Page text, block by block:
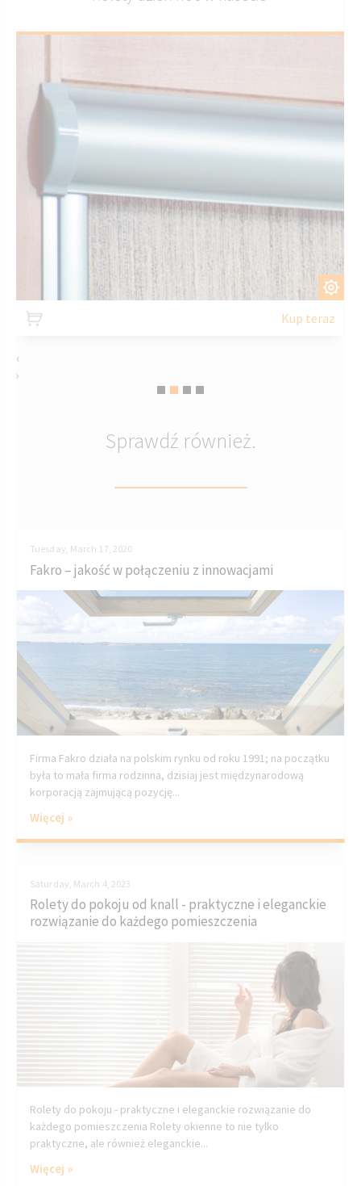
DOSTOSUJ
Kup teraz
‹
›
Sprawdź również.
Tuesday, March 17, 2020
Fakro – jakość w połączeniu z innowacjami
Firma Fakro działa na polskim rynku od roku 1991; na początku
była to mała firma rodzinna, dzisiaj jest międzynarodową
korporacją zajmującą pozycję...
Więcej »
Saturday, March 4, 2023
Rolety do pokoju od knall - praktyczne i eleganckie
rozwiązanie do każdego pomieszczenia
Rolety do pokoju - praktyczne i eleganckie rozwiązanie do
każdego pomieszczenia Rolety okienne to nie tylko
praktyczne, ale również eleganckie...
Więcej »